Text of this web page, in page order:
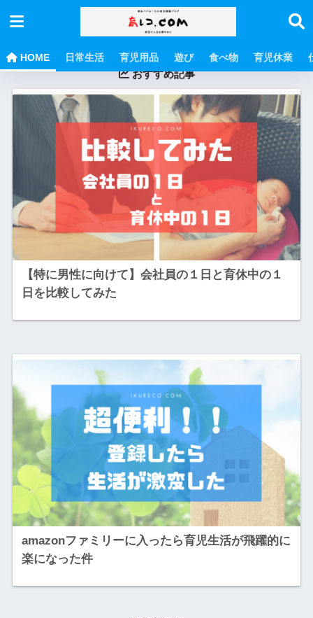
HOME 日常生活 育児用品 遊び 食べ物 育児休業
おすすめ記事
【特に男性に向けて】会社員の１日と育休中の１
日を比較してみた
amazonファミリーに入ったら育児生活が飛躍的に
楽になった件